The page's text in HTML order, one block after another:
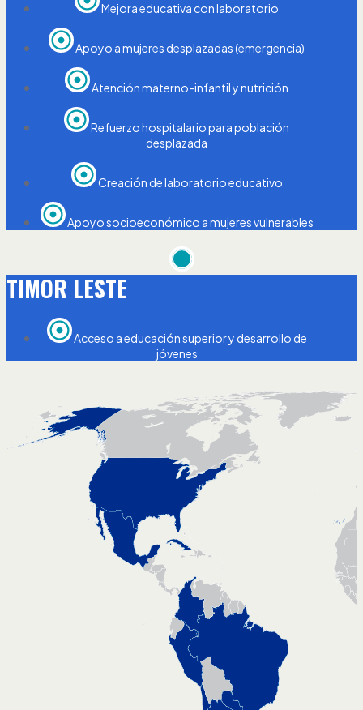
Mejora educativa con laboratorio
Apoyo a mujeres desplazadas (emergencia)
Atención materno-infantil y nutrición
Refuerzo hospitalario para población
desplazada
Creación de laboratorio educativo
Apoyo socioeconómico a mujeres vulnerables
TIMOR LESTE
Acceso a educación superior y desarrollo de
jóvenes